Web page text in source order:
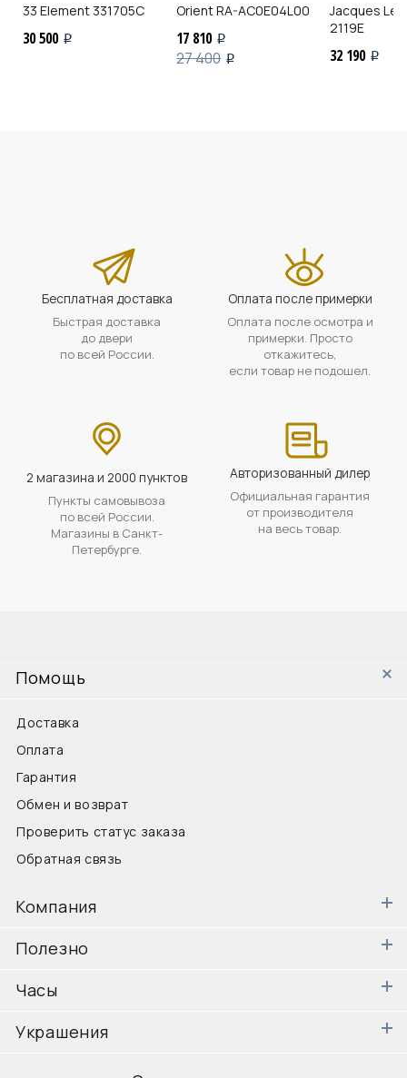
33 Element 331705C
30 500 i
OrientRA-AC0E04L00
17 810 i
27 400 i
Jacques
2119E
32 190 i
Бесплатная доставка
Быстрая доставка
до двери
по всей России.
Оплата после примерки
Оплата после осмотра и
примерки. Просто
откажитесь,
если товар не подошел.
2 магазина и 2000 пунктов
Пункты самовывоза
по всей России.
Магазины в Санкт-
Петербурге.
Авторизованный дилер
Официальная гарантия
от производителя
на весь товар.
Помощь
Доставка
Оплата
Гарантия
Обмен и возврат
Проверить статус заказа
Обратная связь
Компания
Полезно
Часы
Украшения